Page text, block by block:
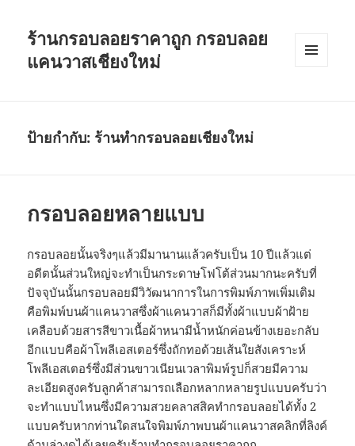
ร้านกรอบลอยราคาถูก กรอบลอย
แคนวาสเชียงใหม่
ป้ายกำกับ: ร้านทำกรอบลอยเชียงใหม่
กรอบลอยหลายแบบ
กรอบลอยนั้นจริงๆแล้วมีมานานแล้วครับเป็น 10 ปีแล้วแต่
อดีตนั้นส่วนใหญ่จะทำเป็นกระดาษโฟโต้ส่วนมากนะครับที่
ปัจจุบันนั้นกรอบลอยมีวิวัฒนาการในการพิมพ์ภาพเพิ่มเติม
คือพิมพ์บนผ้าแคนวาสซึ่งผ้าแคนวาสก็มีทั้งผ้าแบบผ้าฝ้าย
เคลือบด้วยสารสีขาวเนื้อผ้าหนามีน้ำหนักค่อนข้างเยอะกลับ
อีกแบบคือผ้าโพลีเอสเตอร์ซึ่งถักทอด้วยเส้นใยสังเคราะห์
โพลีเอสเตอร์ซึ่งมีส่วนขาวเนียนเวลาพิมพ์รูปก็สวยมีความ
ละเอียดสูงครับลูกค้าสามารถเลือกหลากหลายรูปแบบครับว่า
จะทำแบบไหนซึ่งมีความสวยคลาสสิคทำกรอบลอยได้ทั้ง 2
แบบครับหากท่านใดสนใจพิมพ์ภาพบนผ้าแคนวาสคลิกที่ลิงค์